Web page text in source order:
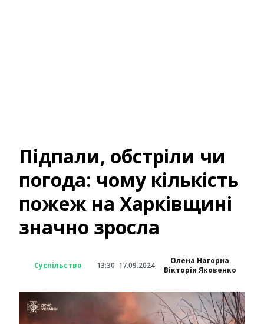
Підпали, обстріли чи
погода: чому кількість
пожеж на Харківщині
значно зросла
Суспільство 13:30 17.09.2024
Олена Нагорна
Вікторія Яковенко